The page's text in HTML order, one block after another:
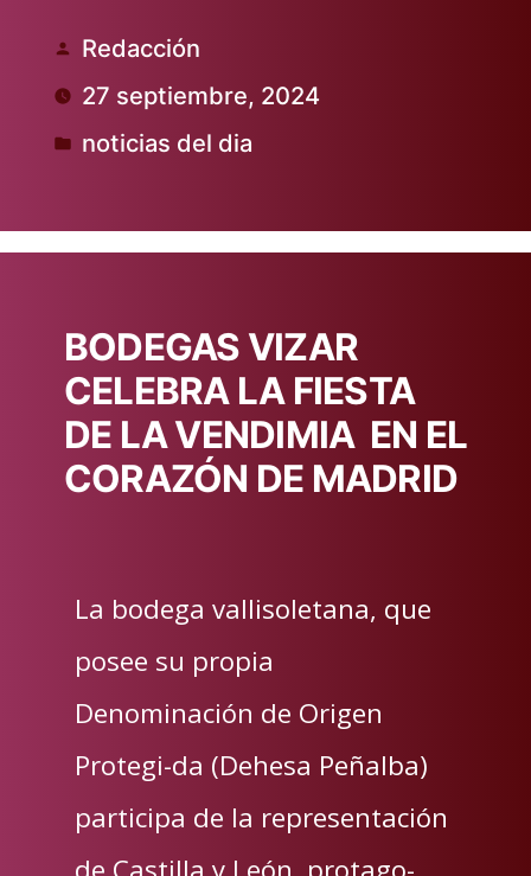
Publicado
por
Redacción
27 septiembre, 2024
Publicado
noticias del dia
BODEGAS VIZAR
CELEBRA LA FIESTA
DE LA VENDIMIA EN EL
CORAZÓN DE MADRID
La bodega vallisoletana, que
posee su propia
Denominación de Origen
Protegi-da (Dehesa Peñalba)
participa de la representación